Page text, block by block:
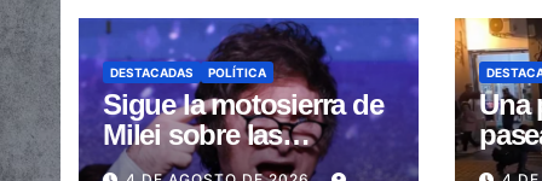
DESTACADAS POLÍTICA
Sigue la motosierra de
Milei sobre las
provincias: nueva
Una